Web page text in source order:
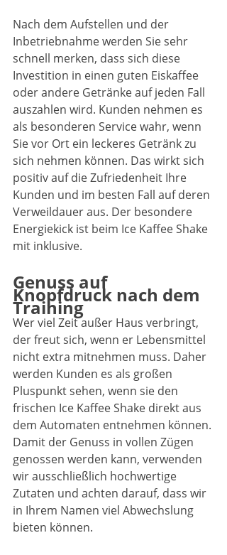
Nach dem Aufstellen und der
Inbetriebnahme werden Sie sehr
schnell merken, dass sich diese
Investition in einen guten Eiskaffee
oder andere Getränke auf jeden Fall
auszahlen wird. Kunden nehmen es
als besonderen Service wahr, wenn
Sie vor Ort ein leckeres Getränk zu
sich nehmen können. Das wirkt sich
positiv auf die Zufriedenheit Ihre
Kunden und im besten Fall auf deren
Verweildauer aus. Der besondere
Energiekick ist beim Ice Kaffee Shake
mit inklusive.
Genuss auf
Knopfdruck nach dem
Training
Wer viel Zeit außer Haus verbringt,
der freut sich, wenn er Lebensmittel
nicht extra mitnehmen muss. Daher
werden Kunden es als großen
Pluspunkt sehen, wenn sie den
frischen Ice Kaffee Shake direkt aus
dem Automaten entnehmen können.
Damit der Genuss in vollen Zügen
genossen werden kann, verwenden
wir ausschließlich hochwertige
Zutaten und achten darauf, dass wir
in Ihrem Namen viel Abwechslung
bieten können.